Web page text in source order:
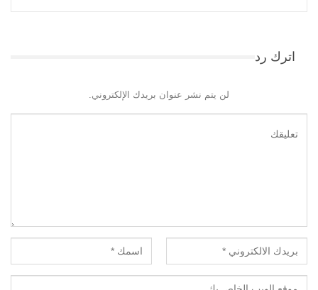
اترك رد
لن يتم نشر عنوان بريدك الإلكتروني.